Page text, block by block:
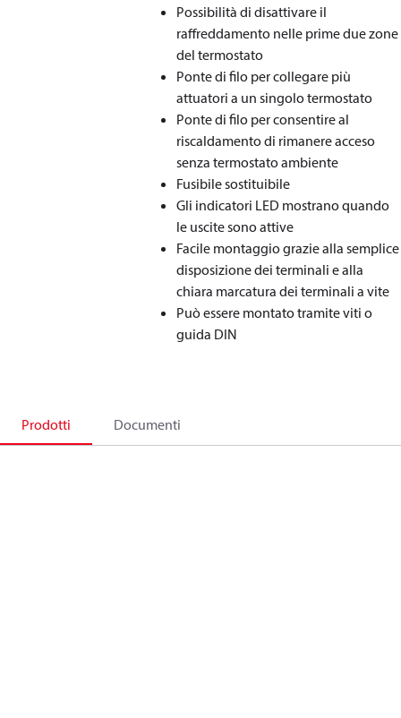
Possibilità di disattivare il
raffreddamento nelle prime due zone
del termostato
Ponte di filo per collegare più
attuatori a un singolo termostato
Ponte di filo per consentire al
riscaldamento di rimanere acceso
senza termostato ambiente
Fusibile sostituibile
Gli indicatori LED mostrano quando
le uscite sono attive
Facile montaggio grazie alla semplice
disposizione dei terminali e alla
chiara marcatura dei terminali a vite
Può essere montato tramite viti o
guida DIN
Prodotti Documenti